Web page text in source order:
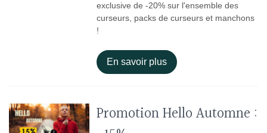
exclusive de -20% sur l'ensemble des
curseurs, packs de curseurs et manchons
!
En savoir plus
Promotion Hello Automne :